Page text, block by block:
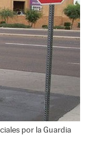
por la Guardia